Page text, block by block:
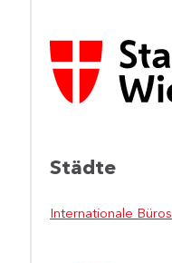
Städte
Internationale Büros